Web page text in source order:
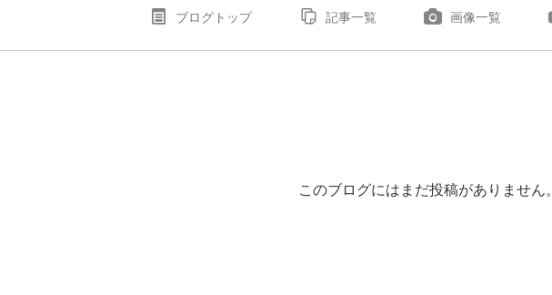
ブログトップ 記事一覧 画像一覧
このブログにはまだ投稿がありません。